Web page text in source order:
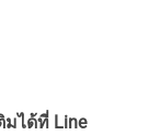
ได้ที่ Line